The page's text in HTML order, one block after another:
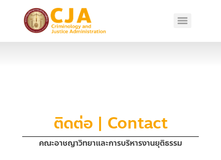
ติดต่อ | Contact
คณะอาชญาวิทยาและการบริหารงานยุติธรรม